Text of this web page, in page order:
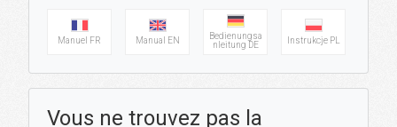
Manuel FR Manual EN
Bedienungsa
nleitung DE
Instrukcje PL
Vous ne trouvez pas la